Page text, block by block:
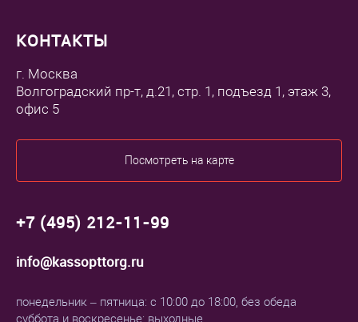
КОНТАКТЫ
г. Москва
Волгоградский пр-т, д.21, стр. 1, подъезд 1, этаж 3,
офис 5
Посмотреть на карте
+7 (495) 212-11-99
info@kassopttorg.ru
понедельник – пятница: с 10:00 до 18:00, без обеда
суббота и воскресенье: выходные